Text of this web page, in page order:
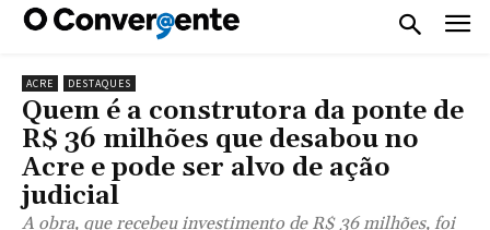
ACRE DESTAQUES
Quem é a construtora da ponte de
R$ 36 milhões que desabou no
Acre e pode ser alvo de ação
judicial
A obra, que recebeu investimento de R$ 36 milhões, foi